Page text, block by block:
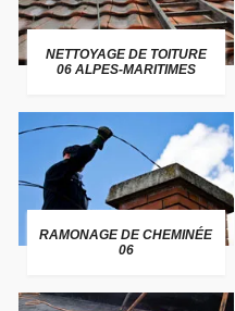
NETTOYAGE DE TOITURE
06 ALPES-MARITIMES
RAMONAGE DE CHEMINÉE
06